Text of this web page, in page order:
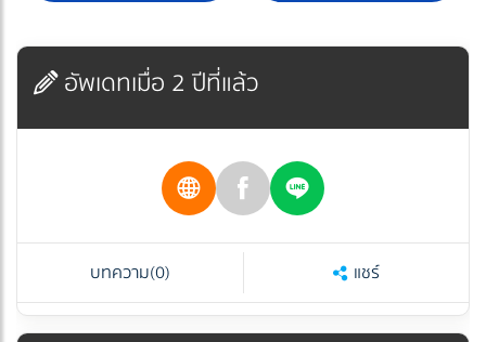
อัพเดทเมื่อ 2 ปีที่แล้ว
บทความ(0) แชร์